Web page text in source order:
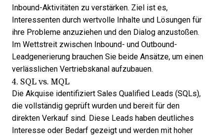
Inbound-Aktivitäten zu verstärken. Ziel ist es,
Interessenten durch wertvolle Inhalte und Lösungen für
ihre Probleme anzuziehen und den Dialog anzustoßen.
Im Wettstreit zwischen Inbound- und Outbound-
Leadgenerierung brauchen Sie beide Ansätze, um einen
verlässlichen Vertriebskanal aufzubauen.
4. SQL vs. MQL
Die Akquise identifiziert Sales Qualified Leads (SQLs),
die vollständig geprüft wurden und bereit für den
direkten Verkauf sind. Diese Leads haben deutliches
Interesse oder Bedarf gezeigt und werden mit hoher